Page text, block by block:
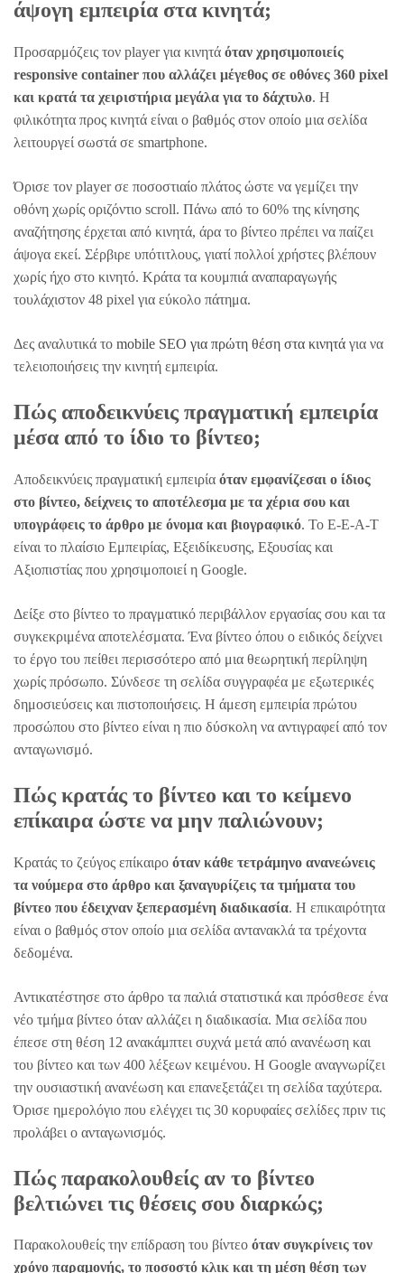
άψογη εμπειρία στα κινητά;
Προσαρμόζεις τον player για κινητά όταν χρησιμοποιείς
responsive container που αλλάζει μέγεθος σε οθόνες 360 pixel
και κρατά τα χειριστήρια μεγάλα για το δάχτυλο. Η
φιλικότητα προς κινητά είναι ο βαθμός στον οποίο μια σελίδα
λειτουργεί σωστά σε smartphone.
Όρισε τον player σε ποσοστιαίο πλάτος ώστε να γεμίζει την
οθόνη χωρίς οριζόντιο scroll. Πάνω από το 60% της κίνησης
αναζήτησης έρχεται από κινητά, άρα το βίντεο πρέπει να παίζει
άψογα εκεί. Σέρβιρε υπότιτλους, γιατί πολλοί χρήστες βλέπουν
χωρίς ήχο στο κινητό. Κράτα τα κουμπιά αναπαραγωγής
τουλάχιστον 48 pixel για εύκολο πάτημα.
Δες αναλυτικά το mobile SEO για πρώτη θέση στα κινητά για να
τελειοποιήσεις την κινητή εμπειρία.
Πώς αποδεικνύεις πραγματική εμπειρία
μέσα από το ίδιο το βίντεο;
Αποδεικνύεις πραγματική εμπειρία όταν εμφανίζεσαι ο ίδιος
στο βίντεο, δείχνεις το αποτέλεσμα με τα χέρια σου και
υπογράφεις το άρθρο με όνομα και βιογραφικό. Το E-E-A-T
είναι το πλαίσιο Εμπειρίας, Εξειδίκευσης, Εξουσίας και
Αξιοπιστίας που χρησιμοποιεί η Google.
Δείξε στο βίντεο το πραγματικό περιβάλλον εργασίας σου και τα
συγκεκριμένα αποτελέσματα. Ένα βίντεο όπου ο ειδικός δείχνει
το έργο του πείθει περισσότερο από μια θεωρητική περίληψη
χωρίς πρόσωπο. Σύνδεσε τη σελίδα συγγραφέα με εξωτερικές
δημοσιεύσεις και πιστοποιήσεις. Η άμεση εμπειρία πρώτου
προσώπου στο βίντεο είναι η πιο δύσκολη να αντιγραφεί από τον
ανταγωνισμό.
Πώς κρατάς το βίντεο και το κείμενο
επίκαιρα ώστε να μην παλιώνουν;
Κρατάς το ζεύγος επίκαιρο όταν κάθε τετράμηνο ανανεώνεις
τα νούμερα στο άρθρο και ξαναγυρίζεις τα τμήματα του
βίντεο που έδειχναν ξεπερασμένη διαδικασία. Η επικαιρότητα
είναι ο βαθμός στον οποίο μια σελίδα αντανακλά τα τρέχοντα
δεδομένα.
Αντικατέστησε στο άρθρο τα παλιά στατιστικά και πρόσθεσε ένα
νέο τμήμα βίντεο όταν αλλάζει η διαδικασία. Μια σελίδα που
έπεσε στη θέση 12 ανακάμπτει συχνά μετά από ανανέωση και
του βίντεο και των 400 λέξεων κειμένου. Η Google αναγνωρίζει
την ουσιαστική ανανέωση και επανεξετάζει τη σελίδα ταχύτερα.
Όρισε ημερολόγιο που ελέγχει τις 30 κορυφαίες σελίδες πριν τις
προλάβει ο ανταγωνισμός.
Πώς παρακολουθείς αν το βίντεο
βελτιώνει τις θέσεις σου διαρκώς;
Παρακολουθείς την επίδραση του βίντεο όταν συγκρίνεις τον
χρόνο παραμονής, το ποσοστό κλικ και τη μέση θέση των